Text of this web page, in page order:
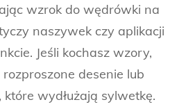
wzrok do wędrówki na
naszywek czy aplikacji
Jeśli kochasz wzory,
desenie lub
wydłużają sylwetkę.